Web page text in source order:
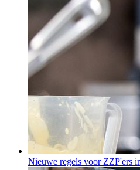
Nieuwe regels voor ZZP'ers